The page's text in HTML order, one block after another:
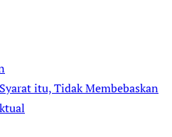
itu, Tidak Membebaskan